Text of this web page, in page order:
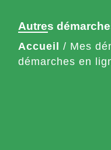
Autres
Accueil / Mes
démarches en